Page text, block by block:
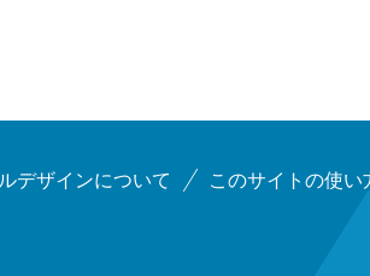
デザインについて このサイトの使い